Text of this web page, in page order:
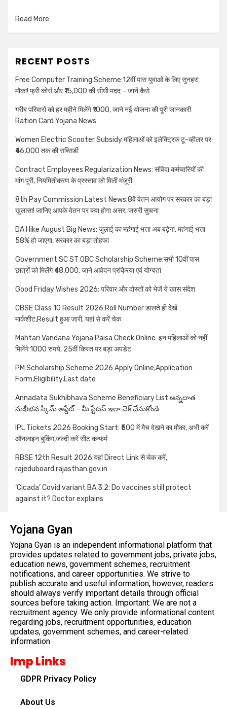
Read More
RECENT POSTS
Free Computer Training Scheme:12वीं पास युवाओं के लिए सुनहरा
मौका! फ्री कोर्स और ₹15,000 की सीधी मदद – जानें कैसे
गरीब परिवारों को हर महीने मिलेंगे ₹1000, जाने नई योजना की पूरी जानकारी
Ration Card Yojana News
Women Electric Scooter Subsidy:महिलाओं को इलेक्ट्रिक टू-व्हीलर पर
₹46,000 तक की सब्सिडी
Contract Employees Regularization News: संविदा कर्मचारियों की
मांग पूरी, नियमितीकरण के प्रस्ताव को मिली मंजूरी
8th Pay Commission Latest News:8वें वेतन आयोग पर सरकार का बड़ा
खुलासा! जानिए आपके वेतन पर क्या होगा असर, जरुरी सुचना
DA Hike August Big News: जुलाई का महंगाई भत्ता अब बढ़ेगा, महंगाई भत्ता
58% हो जाएगा, सरकार का बड़ा तोहफा
Government SC ST OBC Scholarship Scheme:सभी 10वीं पास
छात्रों को मिलेंगे ₹48,000, जाने आवेदन प्रक्रिया एवं योग्यता
Good Friday Wishes 2026: परिवार और दोस्तों को भेजें ये खास संदेश
CBSE Class 10 Result 2026:Roll Number डालते ही देखें
मार्कशीट,Result हुआ जारी, यहां से करें चेक
Mahtari Vandana Yojana Paisa Check Online: इन महिलाओं को नहीं
मिलेंगे 1000 रुपये, 25वीं किस्त पर बड़ा अपडेट
PM Scholarship Scheme 2026 Apply Online,Application
Form,Eligibility,Last date
Annadata Sukhibhava Scheme Beneficiary List:అన్నదాత
సుఖీభవ స్కీమ్ అప్డేట్ – మీ స్టేటస్ ఇలా చెక్ చేసుకోండి
IPL Tickets 2026 Booking Start: ₹500 में मैच देखने का मौका, अभी करें
ऑनलाइन बुकिंग,जल्दी करें सीट कन्फर्म
RBSE 12th Result 2026:यहां Direct Link से चेक करें,
rajeduboard.rajasthan.gov.in
‘Cicada’ Covid variant BA.3.2: Do vaccines still protect
against it? Doctor explains
Yojana Gyan
Yojana Gyan is an independent informational platform that
provides updates related to government jobs, private jobs,
education news, government schemes, recruitment
notifications, and career opportunities. We strive to
publish accurate and useful information; however, readers
should always verify important details through official
sources before taking action. Important: We are not a
recruitment agency. We only provide informational content
regarding jobs, recruitment opportunities, education
updates, government schemes, and career-related
information
Imp Links
GDPR Privacy Policy
About Us